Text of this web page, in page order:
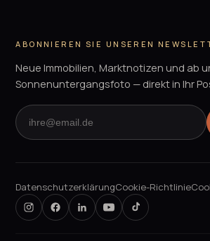
ABONNIEREN SIE UNSEREN
Neue Immobilien, Marktnotizen und ab
Sonnenuntergangsfoto — direkt in Ihr
DatenschutzerklärungCookie-Richtlinie